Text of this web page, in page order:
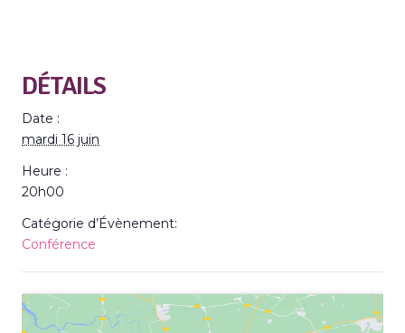
DÉTAILS
Date :
mardi 16 juin
Heure :
20h00
Catégorie d’Évènement:
Conférence